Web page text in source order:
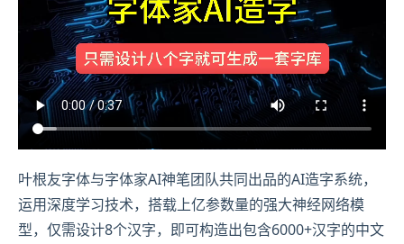
叶根友字体与字体家AI神笔团队共同出品的AI造字系统，
运用深度学习技术，搭载上亿参数量的强大神经网络模
型，仅需设计8个汉字，即可构造出包含6000+汉字的中文